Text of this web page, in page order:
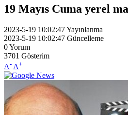
19 Mayıs Cuma yerel
2023-5-19 10:02:47Yayınlanma
2023-5-19 10:02:47 Güncelleme
0Yorum
3701 Gösterim
A- A+